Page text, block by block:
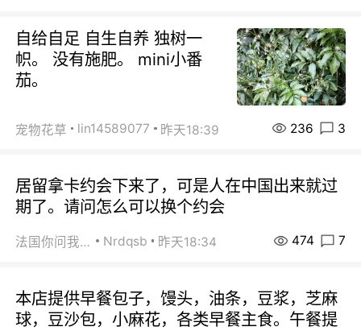
自给自足 自生自养 独树一
帜。 没有施肥。 mini小番
茄。
宠物花草 lin14589077 昨天18:39 236 3
居留拿卡约会下来了，可是人在中国出来就过
期了。请问怎么可以换个约会
法国你问我答 Nrdqsb 昨天18:34 474 7
本店提供早餐包子，馒头，油条，豆浆，芝麻
球，豆沙包，小麻花，各类早餐主食。午餐提